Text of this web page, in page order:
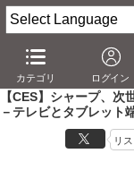
カテゴリ ログイン
AV Watch イベント
【CES】シャープ、
－テレビとタブレット
リス